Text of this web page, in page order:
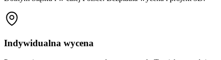
Indywidualna wycena